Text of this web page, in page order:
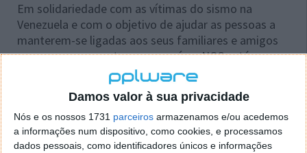
Damos valor à sua privacidade
Nós e os nossos 1731 parceiros armazenamos e/ou acedemos
a informações num dispositivo, como cookies, e processamos
dados pessoais, como identificadores únicos e informações
Em solidariedade com as vítimas do sismo na
Venezuela e com o objetivo de ajudar as pessoas a
manterem-se ligadas aos seus familiares e amigos
que possam encontrar-se no país, a NOS está a
oferecer chamadas gratuitas entre Portugal e